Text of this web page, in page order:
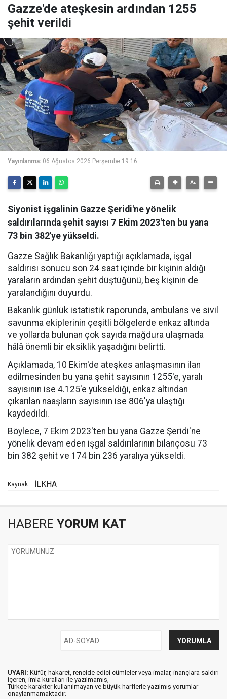
Gazze'de ateşkesin ardından 1255
şehit verildi
Yayınlanma: 06 Ağustos 2026 Perşembe 19:16
Siyonist işgalinin Gazze Şeridi'ne yönelik
saldırılarında şehit sayısı 7 Ekim 2023'ten bu yana
73 bin 382'ye yükseldi.
Gazze Sağlık Bakanlığı yaptığı açıklamada, işgal
saldırısı sonucu son 24 saat içinde bir kişinin aldığı
yaraların ardından şehit düştüğünü, beş kişinin de
yaralandığını duyurdu.
Bakanlık günlük istatistik raporunda, ambulans ve sivil
savunma ekiplerinin çeşitli bölgelerde enkaz altında
ve yollarda bulunan çok sayıda mağdura ulaşmada
hâlâ önemli bir eksiklik yaşadığını belirtti.
Açıklamada, 10 Ekim'de ateşkes anlaşmasının ilan
edilmesinden bu yana şehit sayısının 1255'e, yaralı
sayısının ise 4.125'e yükseldiği, enkaz altından
çıkarılan naaşların sayısının ise 806'ya ulaştığı
kaydedildi.
Böylece, 7 Ekim 2023'ten bu yana Gazze Şeridi'ne
yönelik devam eden işgal saldırılarının bilançosu 73
bin 382 şehit ve 174 bin 236 yaralıya yükseldi.
Kaynak: İLKHA
HABERE YORUM KAT
UYARI: Küfür, hakaret, rencide edici cümleler veya imalar, inançlara saldırı
içeren, imla kuralları ile yazılmamış,
Türkçe karakter kullanılmayan ve büyük harflerle yazılmış yorumlar
onaylanmamaktadır.